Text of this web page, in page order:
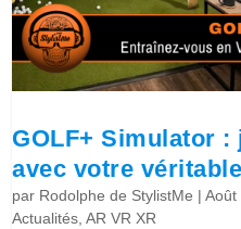
GOLF+ Simulator
avec votre
par Rodolphe de StylistMe |Août
Actualités ,AR VR XR